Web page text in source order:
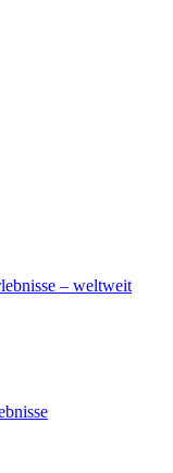
– weltweit